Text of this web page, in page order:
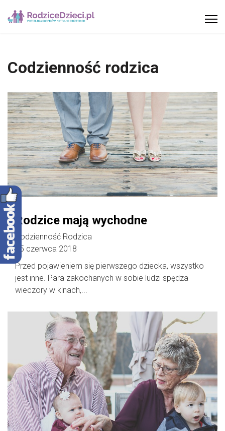
Codzienność rodzica
Rodzice mają wychodne
Codzienność Rodzica
15 czerwca 2018
Przed pojawieniem się pierwszego dziecka, wszystko
jest inne. Para zakochanych w sobie ludzi spędza
wieczory w kinach,...